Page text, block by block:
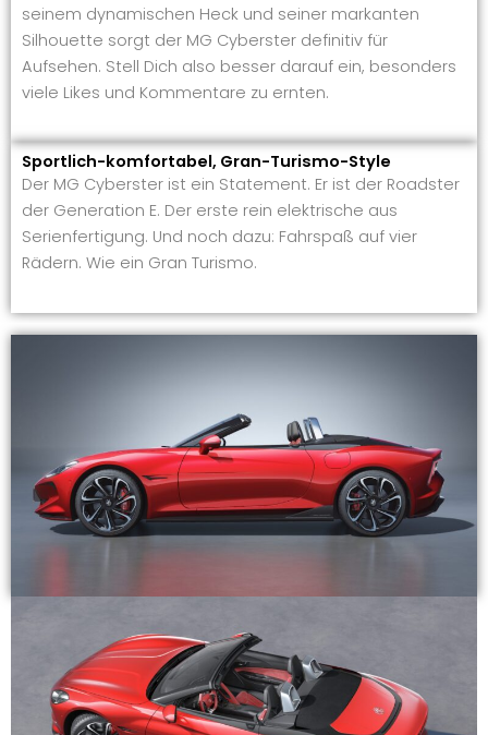
seinem dynamischen Heck und seiner markanten
Silhouette sorgt der MG Cyberster definitiv für
Aufsehen. Stell Dich also besser darauf ein, besonders
viele Likes und Kommentare zu ernten.
Sportlich-komfortabel, Gran-Turismo-Style
Der MG Cyberster ist ein Statement. Er ist der Roadster
der Generation E. Der erste rein elektrische aus
Serienfertigung. Und noch dazu: Fahrspaß auf vier
Rädern. Wie ein Gran Turismo.